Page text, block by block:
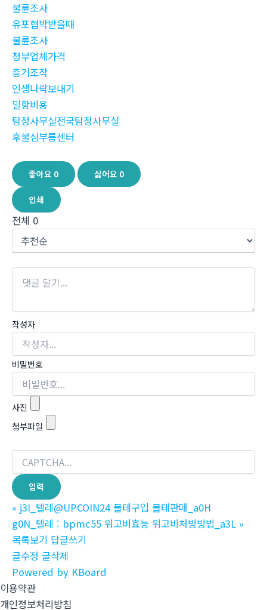
불륜조사
유포협박받을때
불륜조사
청부업체가격
증거조작
인생나락보내기
밀항비용
탐정사무실전국탐정사무실
후불심부름센터
좋아요 0 싫어요 0
인쇄
전체 0
작성자
비밀번호
사진
첨부파일
« j3I_텔레@UPCOIN24 블테구입 블테판매_a0H
g0N_텔레 : bpmc55 위고비효능 위고비처방방법_a3L »
목록보기 답글쓰기
글수정 글삭제
Powered by KBoard
이용약관
개인정보처리방침